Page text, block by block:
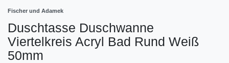
Fischer und Adamek
Duschtasse Duschwanne
Viertelkreis Acryl Bad Rund Weiß
50mm